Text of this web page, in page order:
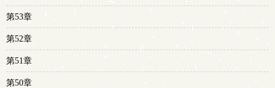
第53章
第52章
第51章
第50章